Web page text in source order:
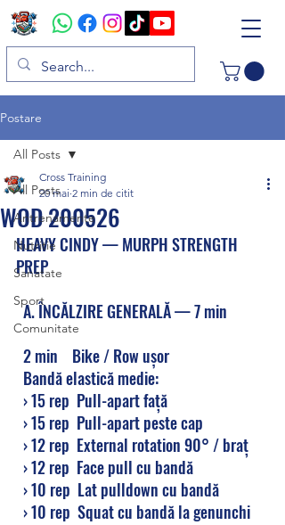
Postare
All Posts
Antrenamente
Nutritie
Sanatate
Sport
Comunitate
All Posts
WOD 200526
Cross Training
20 mai 2 min de citit
HEAVY CINDY — MURPH STRENGTH
PREP
  A. ÎNCĂLZIRE GENERALĂ — 7 min
  2 min    Bike / Row ușor
  Bandă elastică medie:
  › 15 rep  Pull-apart față
  › 15 rep  Pull-apart peste cap
  › 12 rep  External rotation 90° / braț
  › 12 rep  Face pull cu bandă
  › 10 rep  Lat pulldown cu bandă
  › 10 rep  Squat cu bandă la genunchi